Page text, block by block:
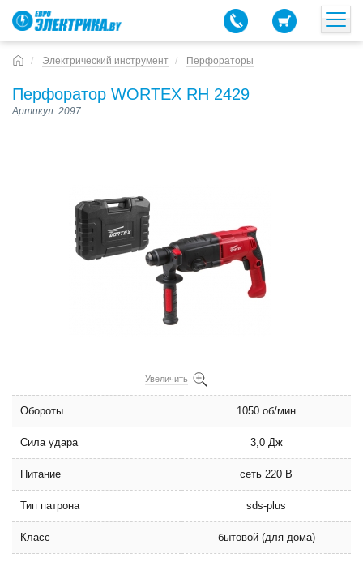
Электрический инструмент Перфораторы
Перфоратор WORTEX RH 2429
Артикул: 2097
Увеличить
Обороты 1050 об/мин
Сила удара 3,0 Дж
Питание сеть 220 В
Тип патрона sds-plus
Класс бытовой (для дома)